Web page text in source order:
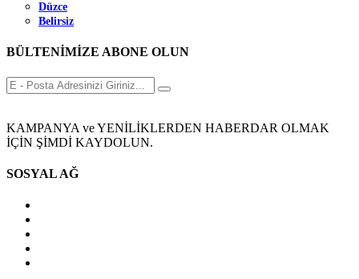
Düzce
Belirsiz
BÜLTENİMİZE ABONE OLUN
KAMPANYA ve YENİLİKLERDEN HABERDAR OLMAK
İÇİN ŞİMDİ KAYDOLUN.
SOSYAL AĞ